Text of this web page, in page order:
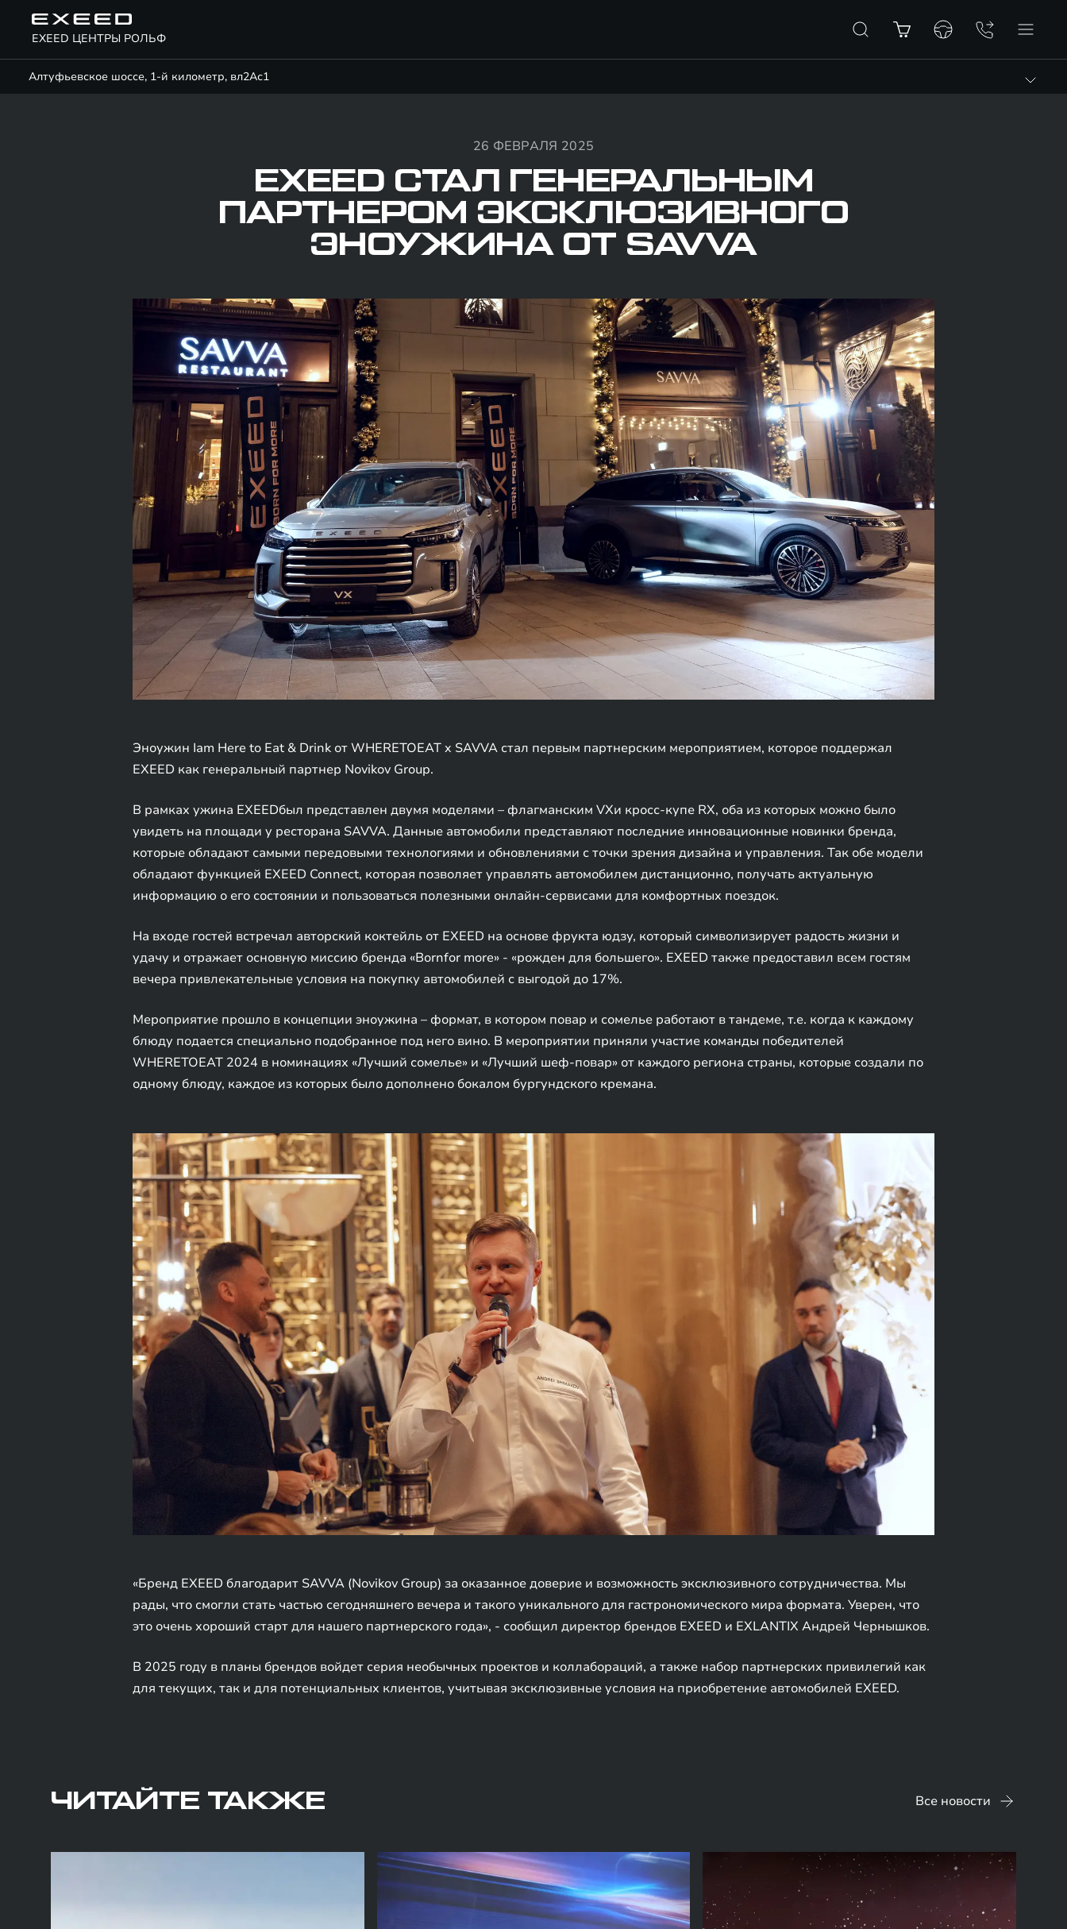
EXEED ЦЕНТРЫ РОЛЬФ
Алтуфьевское шоссе, 1-й километр, вл2Ас1
26 ФЕВРАЛЯ 2025
EXEED СТАЛ ГЕНЕРАЛЬНЫМ
ПАРТНЕРОМ ЭКСКЛЮЗИВНОГО
ЭНОУЖИНА ОТ SAVVA
Эноужин Iam Here to Eat & Drink от WHERETOEAT x SAVVA стал первым партнерским мероприятием, которое поддержал
EXEED как генеральный партнер Novikov Group.
В рамках ужина EXEEDбыл представлен двумя моделями – флагманским VXи кросс-купе RX, оба из которых можно было
увидеть на площади у ресторана SAVVA. Данные автомобили представляют последние инновационные новинки бренда,
которые обладают самыми передовыми технологиями и обновлениями с точки зрения дизайна и управления. Так обе модели
обладают функцией EXEED Connect, которая позволяет управлять автомобилем дистанционно, получать актуальную
информацию о его состоянии и пользоваться полезными онлайн-сервисами для комфортных поездок.
На входе гостей встречал авторский коктейль от EXEED на основе фрукта юдзу, который символизирует радость жизни и
удачу и отражает основную миссию бренда «Bornfor more» - «рожден для большего». EXEED также предоставил всем гостям
вечера привлекательные условия на покупку автомобилей с выгодой до 17%.
Мероприятие прошло в концепции эноужина – формат, в котором повар и сомелье работают в тандеме, т.е. когда к каждому
блюду подается специально подобранное под него вино. В мероприятии приняли участие команды победителей
WHERETOEAT 2024 в номинациях «Лучший сомелье» и «Лучший шеф-повар» от каждого региона страны, которые создали по
одному блюду, каждое из которых было дополнено бокалом бургундского кремана.
«Бренд EXEED благодарит SAVVA (Novikov Group) за оказанное доверие и возможность эксклюзивного сотрудничества. Мы
рады, что смогли стать частью сегодняшнего вечера и такого уникального для гастрономического мира формата. Уверен, что
это очень хороший старт для нашего партнерского года», - сообщил директор брендов EXEED и EXLANTIX Андрей Чернышков.
В 2025 году в планы брендов войдет серия необычных проектов и коллабораций, а также набор партнерских привилегий как
для текущих, так и для потенциальных клиентов, учитывая эксклюзивные условия на приобретение автомобилей EXEED.
ЧИТАЙТЕ ТАКЖЕ Все новости